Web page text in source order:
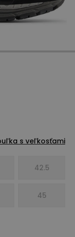
s veľkosťami
42.5
45